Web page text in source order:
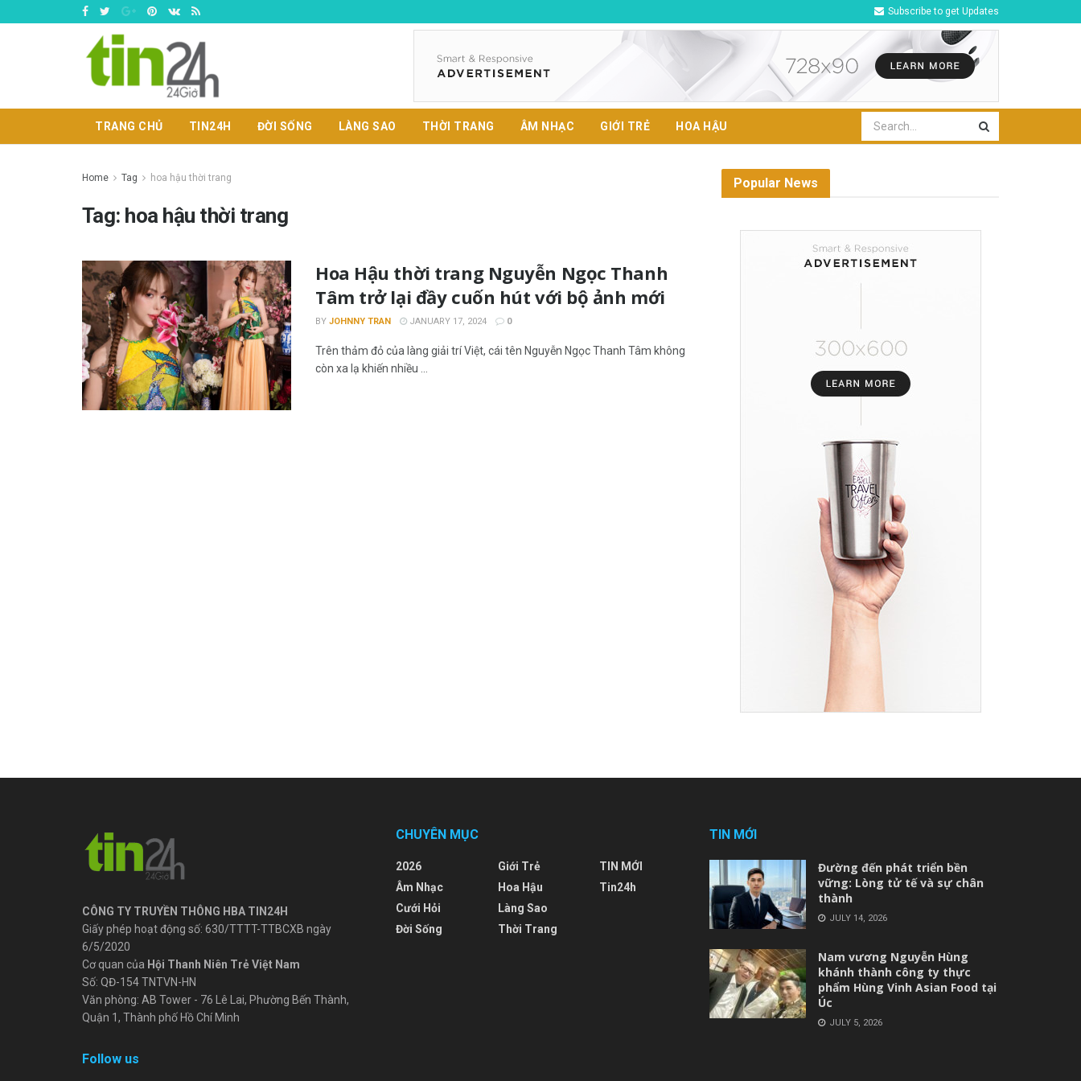
Subscribe to get Updates
TRANG CHỦ TIN24H ĐỜI SỐNG LÀNG SAO THỜI TRANG ÂM NHẠC GIỚI TRẺ HOA HẬU
Home Tag hoa hậu thời trang
Tag: hoa hậu thời trang
Hoa Hậu thời trang Nguyễn Ngọc Thanh
Tâm trở lại đầy cuốn hút với bộ ảnh mới
BY JOHNNY TRAN JANUARY 17, 2024 0
Trên thảm đỏ của làng giải trí Việt, cái tên Nguyễn Ngọc Thanh Tâm không
còn xa lạ khiến nhiều ...
Popular News
CÔNG TY TRUYỀN THÔNG HBA TIN24H
Giấy phép hoạt động số: 630/TTTT-TTBCXB ngày
6/5/2020
Cơ quan của Hội Thanh Niên Trẻ Việt Nam
Số: QĐ-154 TNTVN-HN
Văn phòng: AB Tower - 76 Lê Lai, Phường Bến Thành,
Quận 1, Thành phố Hồ Chí Minh
Follow us
CHUYÊN MỤC
2026
Âm Nhạc
Cưới Hỏi
Đời Sống
Giới Trẻ
Hoa Hậu
Làng Sao
Thời Trang
TIN MỚI
Tin24h
TIN MỚI
Đường đến phát triển bền
vững: Lòng tử tế và sự chân
thành
JULY 14, 2026
Nam vương Nguyễn Hùng
khánh thành công ty thực
phẩm Hùng Vinh Asian Food tại
Úc
JULY 5, 2026